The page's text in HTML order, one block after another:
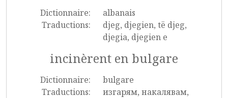
Dictionnaire:
albanais
Traductions:
djeg, djegien, të djeg,
djegia, djegien e
incinèrent en bulgare
Dictionnaire:
bulgare
Traductions:
изгарям, накалявам,